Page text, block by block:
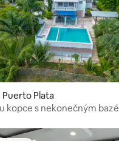
Puerto Plata
kopce s nekonečným